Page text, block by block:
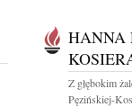
HANNA
Z głębokim
Pęzińskiej-